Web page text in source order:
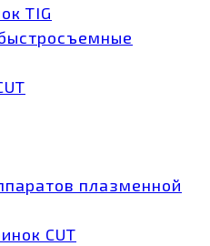
TIG
плазменной
CUT